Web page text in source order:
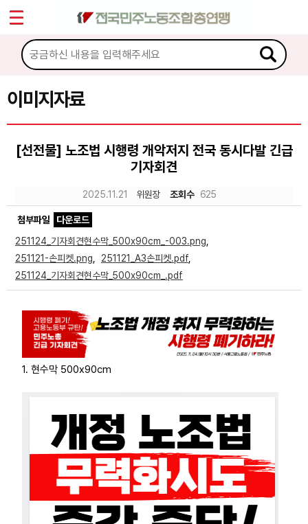
이미지자료
[선전물] 노조법 시행령 개악저지 전국 동시다발 긴급
기자회견
2025.11.21 위원장 조회수 625
첨부파일
다운로드
251124_기자회견현수막_500x90cm_-003.png
251121-손피켓.png
251121_A3손피켓.pdf
251124_기자회견현수막_500x90cm_.pdf
1. 현수막 500x90cm
마이페이지
소개
소식
문서자료
이미지자료
미디어자료
카드뉴스
부설기관
업무
Sketchbook5, 스케치북5
Sketchbook5, 스케치북5